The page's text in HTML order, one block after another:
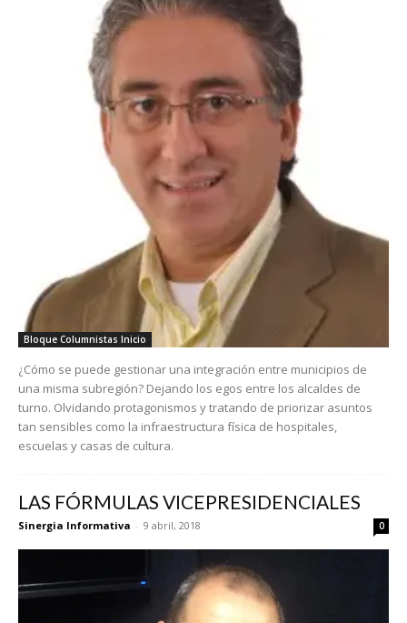
Bloque Columnistas Inicio
¿Cómo se puede gestionar una integración entre municipios de
una misma subregión? Dejando los egos entre los alcaldes de
turno. Olvidando protagonismos y tratando de priorizar asuntos
tan sensibles como la infraestructura física de hospitales,
escuelas y casas de cultura.
LAS FÓRMULAS VICEPRESIDENCIALES
Sinergia Informativa - 9 abril, 2018 0